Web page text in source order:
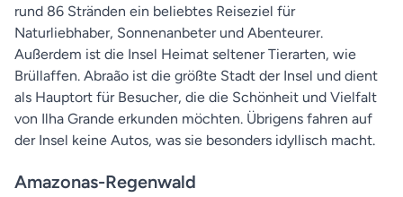
rund 86 Stränden ein beliebtes Reiseziel für
Naturliebhaber, Sonnenanbeter und Abenteurer.
Außerdem ist die Insel Heimat seltener Tierarten, wie
Brüllaffen. Abraão ist die größte Stadt der Insel und dient
als Hauptort für Besucher, die die Schönheit und Vielfalt
von Ilha Grande erkunden möchten. Übrigens fahren auf
der Insel keine Autos, was sie besonders idyllisch macht.
Amazonas-Regenwald